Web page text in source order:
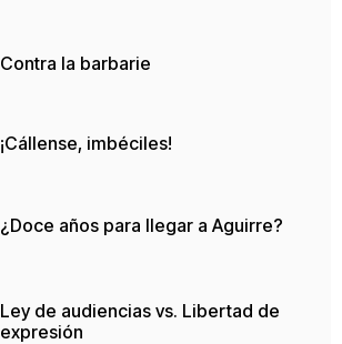
Contra la barbarie
¡Cállense, imbéciles!
¿Doce años para llegar a Aguirre?
Ley de audiencias vs. Libertad de
expresión